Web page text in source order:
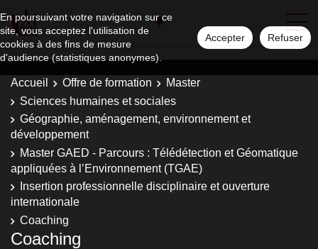
En poursuivant votre navigation sur ce
site, vous acceptez l'utilisation de
cookies à des fins de mesure
d'audience (statistiques anonymes).
Accepter Refuser
Accueil Offre de formation
Master
Sciences humaines et sociales
Géographie, aménagement, environnement et
développement
Master GAED - Parcours : Télédétection et Géomatique
appliquées à l’Environnement (TGAE)
Insertion professionnelle disciplinaire et ouverture
internationale
Coaching
Coaching